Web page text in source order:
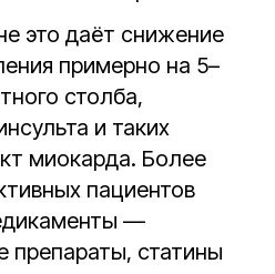
это даёт снижение
примерно на 5–
столба,
и таких
миокарда. Более
пациентов
—
препараты, статины